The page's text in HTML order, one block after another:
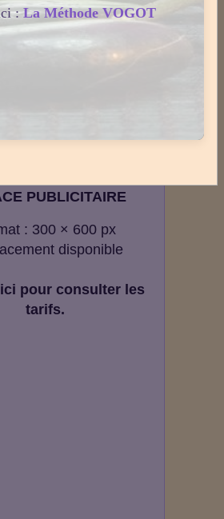
#313 - juillet 2026
#312 - juin 2026
PUBLICITAIRE
: 300 × 600 px
disponible
pour consulter les
tarifs.
:La Méthode VOGOT